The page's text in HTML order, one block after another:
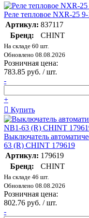
Реле тепловое NXR-25
Артикул: 837117
Бренд:
CHINT
На складе 60 шт.
Обновлено 08.08.2026
Розничная цена:
783.85 руб. / шт.
-
+
Купить
Выключатель
63 (R) CHINT 179619
Артикул: 179619
Бренд:
CHINT
На складе 46 шт.
Обновлено 08.08.2026
Розничная цена:
802.76 руб. / шт.
-